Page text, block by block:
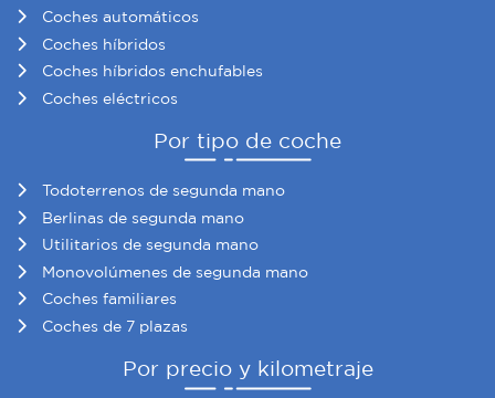
Coches automáticos
Coches híbridos
Coches híbridos enchufables
Coches eléctricos
Por tipo de coche
Todoterrenos de segunda mano
Berlinas de segunda mano
Utilitarios de segunda mano
Monovolúmenes de segunda mano
Coches familiares
Coches de 7 plazas
Por precio y kilometraje